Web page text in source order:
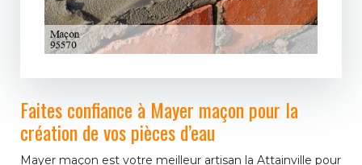
Faites confiance à Mayer maçon pour la
création de vos pièces d’eau
Mayer maçon est votre meilleur artisan la Attainville pour